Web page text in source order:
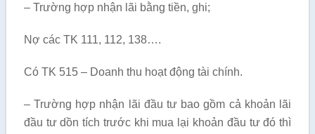
– Trường hợp nhận lãi bằng tiền, ghi;
Nợ các TK 111, 112, 138….
Có TK 515 – Doanh thu hoạt động tài chính.
– Trường hợp nhận lãi đầu tư bao gồm cả khoản lãi
đầu tư dồn tích trước khi mua lại khoản đầu tư đó thì